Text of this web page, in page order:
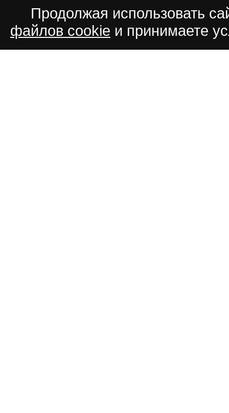
Продолжая использовать
файлов cookie и принимаете